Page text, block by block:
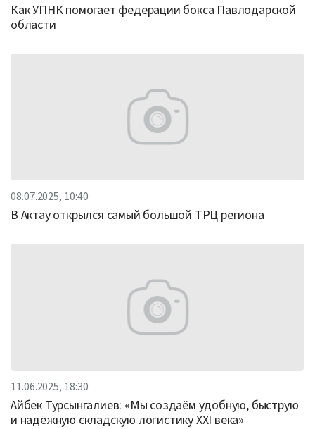
Как УПНК помогает федерации бокса Павлодарской
области
08.07.2025, 10:40
В Актау открылся самый большой ТРЦ региона
11.06.2025, 18:30
Айбек Турсынгалиев: «Мы создаём удобную, быструю
и надёжную складскую логистику XXI века»